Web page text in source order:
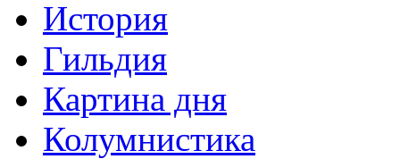
История
Гильдия
Картина дня
Колумнистика